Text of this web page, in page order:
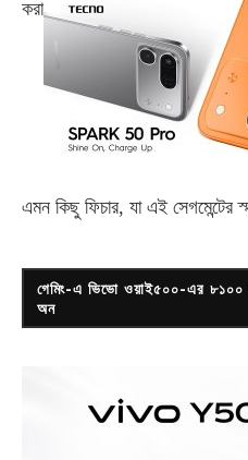
করা
এমন কিছু ফিচার, যা এই সেগমেন্টের
গেমিং-এ ভিভো ওয়াই৫০০-এর ৮১০০
অন